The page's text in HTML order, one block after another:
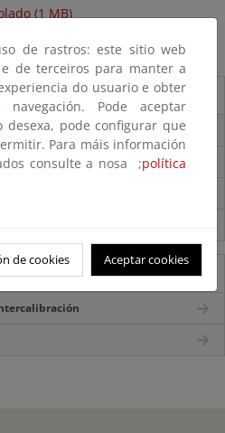
(1 MB)
de rastros: este sitio web
de terceiros para manter a
do usuario e obter
Pode aceptar
pode configurar que
Para máis información
consulte a nosa ;política
de cookies Aceptar cookies